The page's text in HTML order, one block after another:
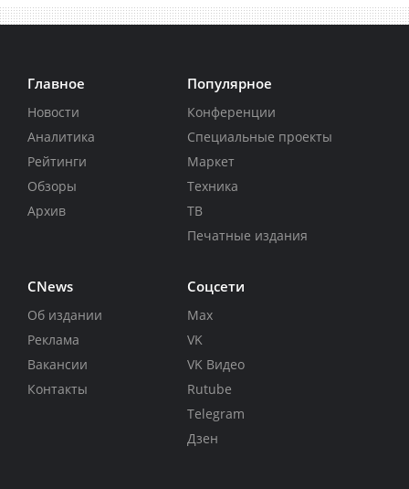
Главное
Новости
Аналитика
Рейтинги
Обзоры
Архив
Популярное
Конференции
Специальные проекты
Маркет
Техника
ТВ
Печатные издания
CNews
Об издании
Реклама
Вакансии
Контакты
Соцсети
Max
VK
VK Видео
Rutube
Telegram
Дзен